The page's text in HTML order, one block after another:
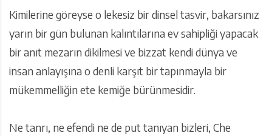
Kimilerine göreyse o lekesiz bir dinsel tasvir, bakarsınız
yarın bir gün bulunan kalıntılarına ev sahipliği yapacak
bir anıt mezarın dikilmesi ve bizzat kendi dünya ve
insan anlayışına o denli karşıt bir tapınmayla bir
mükemmelliğin ete kemiğe bürünmesidir.
Ne tanrı, ne efendi ne de put tanıyan bizleri, Che